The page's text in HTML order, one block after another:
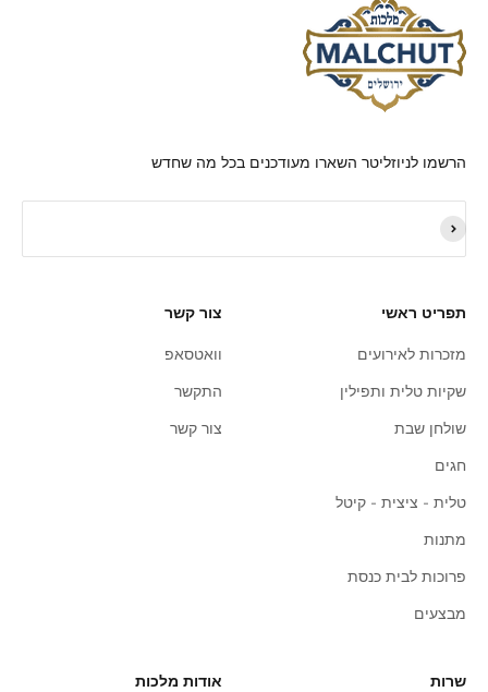
הרשמו לניוזליטר השארו מעודכנים בכל מה שחדש
תפריט ראשי
מזכרות לאירועים
שקיות טלית ותפילין
שולחן שבת
חגים
טלית - ציצית - קיטל
מתנות
פרוכות לבית כנסת
מבצעים
צור קשר
וואטסאפ
התקשר
צור קשר
שרות אודות מלכות